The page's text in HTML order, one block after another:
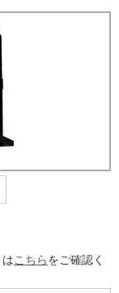
こちら をご確認く